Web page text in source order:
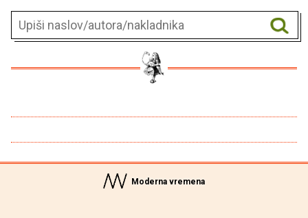
Moderna vremena